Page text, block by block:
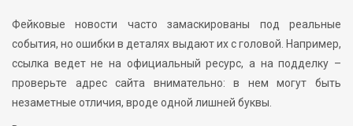
Фейковые новости часто замаскированы под реальные
события, но ошибки в деталях выдают их с головой. Например,
ссылка ведет не на официальный ресурс, а на подделку –
проверьте адрес сайта внимательно: в нем могут быть
незаметные отличия, вроде одной лишней буквы.